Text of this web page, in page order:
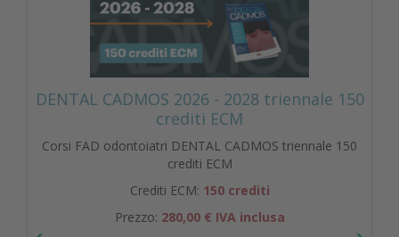
DENTAL CADMOS 2026 - 2028 triennale 150
crediti ECM
Corsi FAD odontoiatri DENTAL CADMOS triennale 150
crediti ECM
Crediti ECM: 150 crediti
Prezzo: 280,00 € IVA inclusa